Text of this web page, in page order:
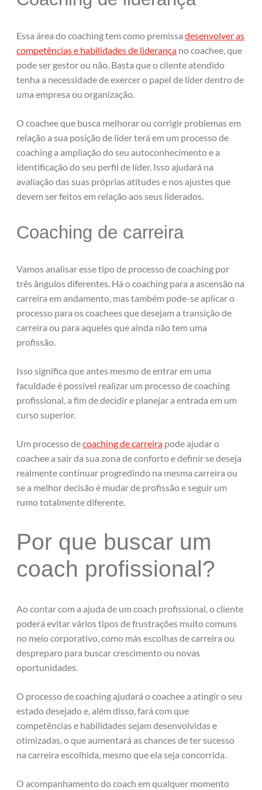
Essa área do coaching tem como premissa desenvolver as
competências e habilidades de liderança no coachee, que
pode ser gestor ou não. Basta que o cliente atendido
tenha a necessidade de exercer o papel de líder dentro de
uma empresa ou organização.
O coachee que busca melhorar ou corrigir problemas em
relação a sua posição de líder terá em um processo de
coaching a ampliação do seu autoconhecimento e a
identificação do seu perfil de líder. Isso ajudará na
avaliação das suas próprias atitudes e nos ajustes que
devem ser feitos em relação aos seus liderados.
Coaching de carreira
Vamos analisar esse tipo de processo de coaching por
três ângulos diferentes. Há o coaching para a ascensão na
carreira em andamento, mas também pode-se aplicar o
processo para os coachees que desejam a transição de
carreira ou para aqueles que ainda não tem uma
profissão.
Isso significa que antes mesmo de entrar em uma
faculdade é possível realizar um processo de coaching
profissional, a fim de decidir e planejar a entrada em um
curso superior.
Um processo decoaching de carreira pode ajudar o
coachee a sair da sua zona de conforto e definir se deseja
realmente continuar progredindo na mesma carreira ou
se a melhor decisão é mudar de profissão e seguir um
rumo totalmente diferente.
Por que buscar um
coach profissional?
Ao contar com a ajuda de um coach profissional, o cliente
poderá evitar vários tipos de frustrações muito comuns
no meio corporativo, como más escolhas de carreira ou
despreparo para buscar crescimento ou novas
oportunidades.
O processo de coaching ajudará o coachee a atingir o seu
estado desejado e, além disso, fará com que
competências e habilidades sejam desenvolvidas e
otimizadas, o que aumentará as chances de ter sucesso
na carreira escolhida, mesmo que ela seja concorrida.
O acompanhamento do coach em qualquer momento